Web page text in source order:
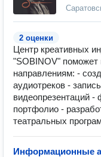
2 оценки
Центр креативных
"SOBINOV" поможет
направлениям: -
аудиотреков -
видеопрезентаций -
портфолио -
театральных
Информационные